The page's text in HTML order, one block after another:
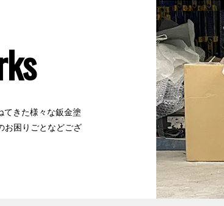
てきた様々な鈑金塗
お困りごとなどござ